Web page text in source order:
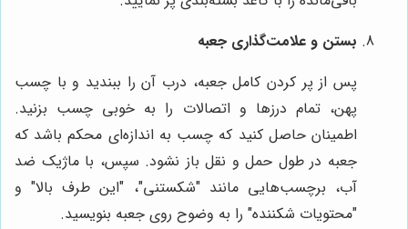
بستن و علامت‌گذاری جعبه
پس از پر کردن کامل جعبه، درب آن را ببندید و با چسب
پهن، تمام درزها و اتصالات را به خوبی چسب بزنید.
اطمینان حاصل کنید که چسب به اندازه‌ای محکم باشد که
جعبه در طول حمل و نقل باز نشود. سپس، با ماژیک ضد
آب، برچسب‌هایی مانند "شکستنی"، "این طرف بالا" و
"محتویات شکننده" را به وضوح روی جعبه بنویسید.